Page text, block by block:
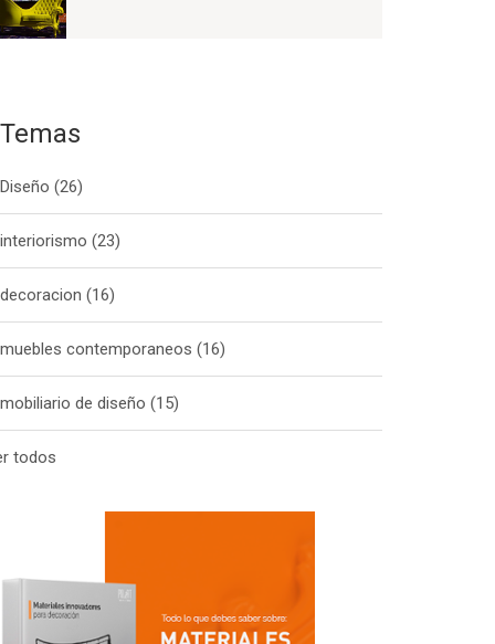
Temas
Diseño(26)
interiorismo(23)
decoracion(16)
muebles contemporaneos(16)
mobiliario de diseño(15)
todos